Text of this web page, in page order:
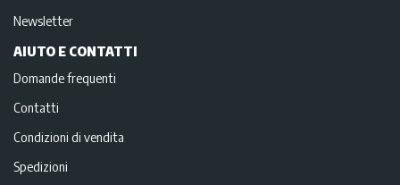
Newsletter
AIUTO E CONTATTI
Domande frequenti
Contatti
Condizioni di vendita
Spedizioni